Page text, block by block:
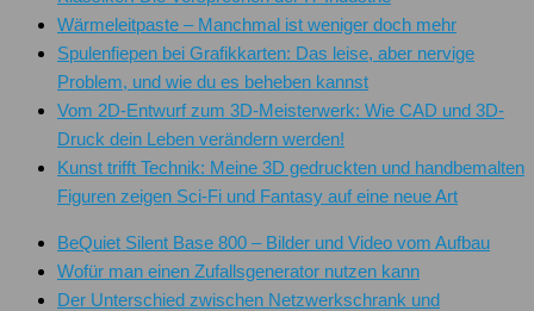
Wärmeleitpaste – Manchmal ist weniger doch mehr
Spulenfiepen bei Grafikkarten: Das leise, aber nervige
Problem, und wie du es beheben kannst
Vom 2D-Entwurf zum 3D-Meisterwerk: Wie CAD und 3D-
Druck dein Leben verändern werden!
Kunst trifft Technik: Meine 3D gedruckten und handbemalten
Figuren zeigen Sci-Fi und Fantasy auf eine neue Art
BeQuiet Silent Base 800 – Bilder und Video vom Aufbau
Wofür man einen Zufallsgenerator nutzen kann
Der Unterschied zwischen Netzwerkschrank und